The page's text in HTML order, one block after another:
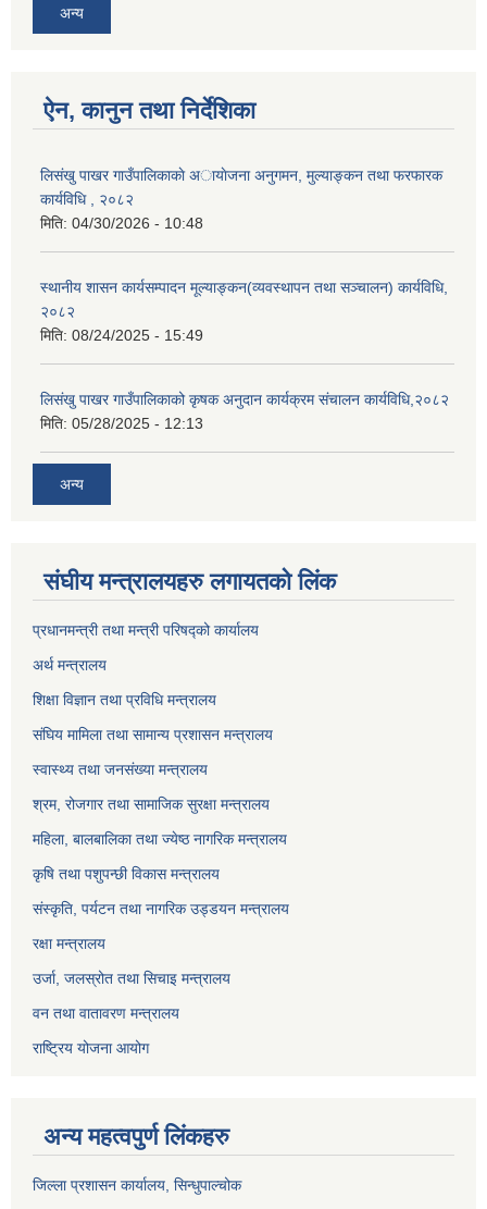
अन्य
ऐन, कानुन तथा निर्देशिका
लिसंखु पाखर गाउँपालिकाकाे अायाेजना अनुगमन, मुल्याङ्कन तथा फरफारक
कार्यविधि , २०८२
मिति: 04/30/2026 - 10:48
स्थानीय शासन कार्यसम्पादन मूल्याङ्कन(व्यवस्थापन तथा सञ्चालन) कार्यविधि,
२०८२
मिति: 08/24/2025 - 15:49
लिसंखु पाखर गाउँपालिकाको कृषक अनुदान कार्यक्रम संचालन कार्यविधि,२०८२
मिति: 05/28/2025 - 12:13
अन्य
संघीय मन्त्रालयहरु लगायतको लिंक
प्रधानमन्त्री तथा मन्त्री परिषद्को कार्यालय
अर्थ मन्त्रालय
शिक्षा विज्ञान तथा प्रविधि मन्त्रालय
संघिय मामिला तथा सामान्य प्रशासन मन्त्रालय
स्वास्थ्य तथा जनसंख्या मन्त्रालय
श्रम, रोजगार तथा सामाजिक सुरक्षा मन्त्रालय
महिला, बालबालिका तथा ज्येष्ठ नागरिक मन्त्रालय
कृषि तथा पशुपन्छी विकास मन्त्रालय
संस्कृति, पर्यटन तथा नागरिक उड्डयन मन्त्रालय
रक्षा मन्त्रालय
उर्जा, जलस्रोत तथा सिचाइ मन्त्रालय
वन तथा वातावरण मन्त्रालय
राष्ट्रिय योजना आयोग
अन्य महत्वपुर्ण लिंकहरु
जिल्ला प्रशासन कार्यालय, सिन्धुपाल्चोक